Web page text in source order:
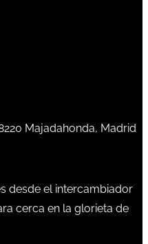
Majadahonda, Madrid
desde el intercambiador
cerca en la glorieta de